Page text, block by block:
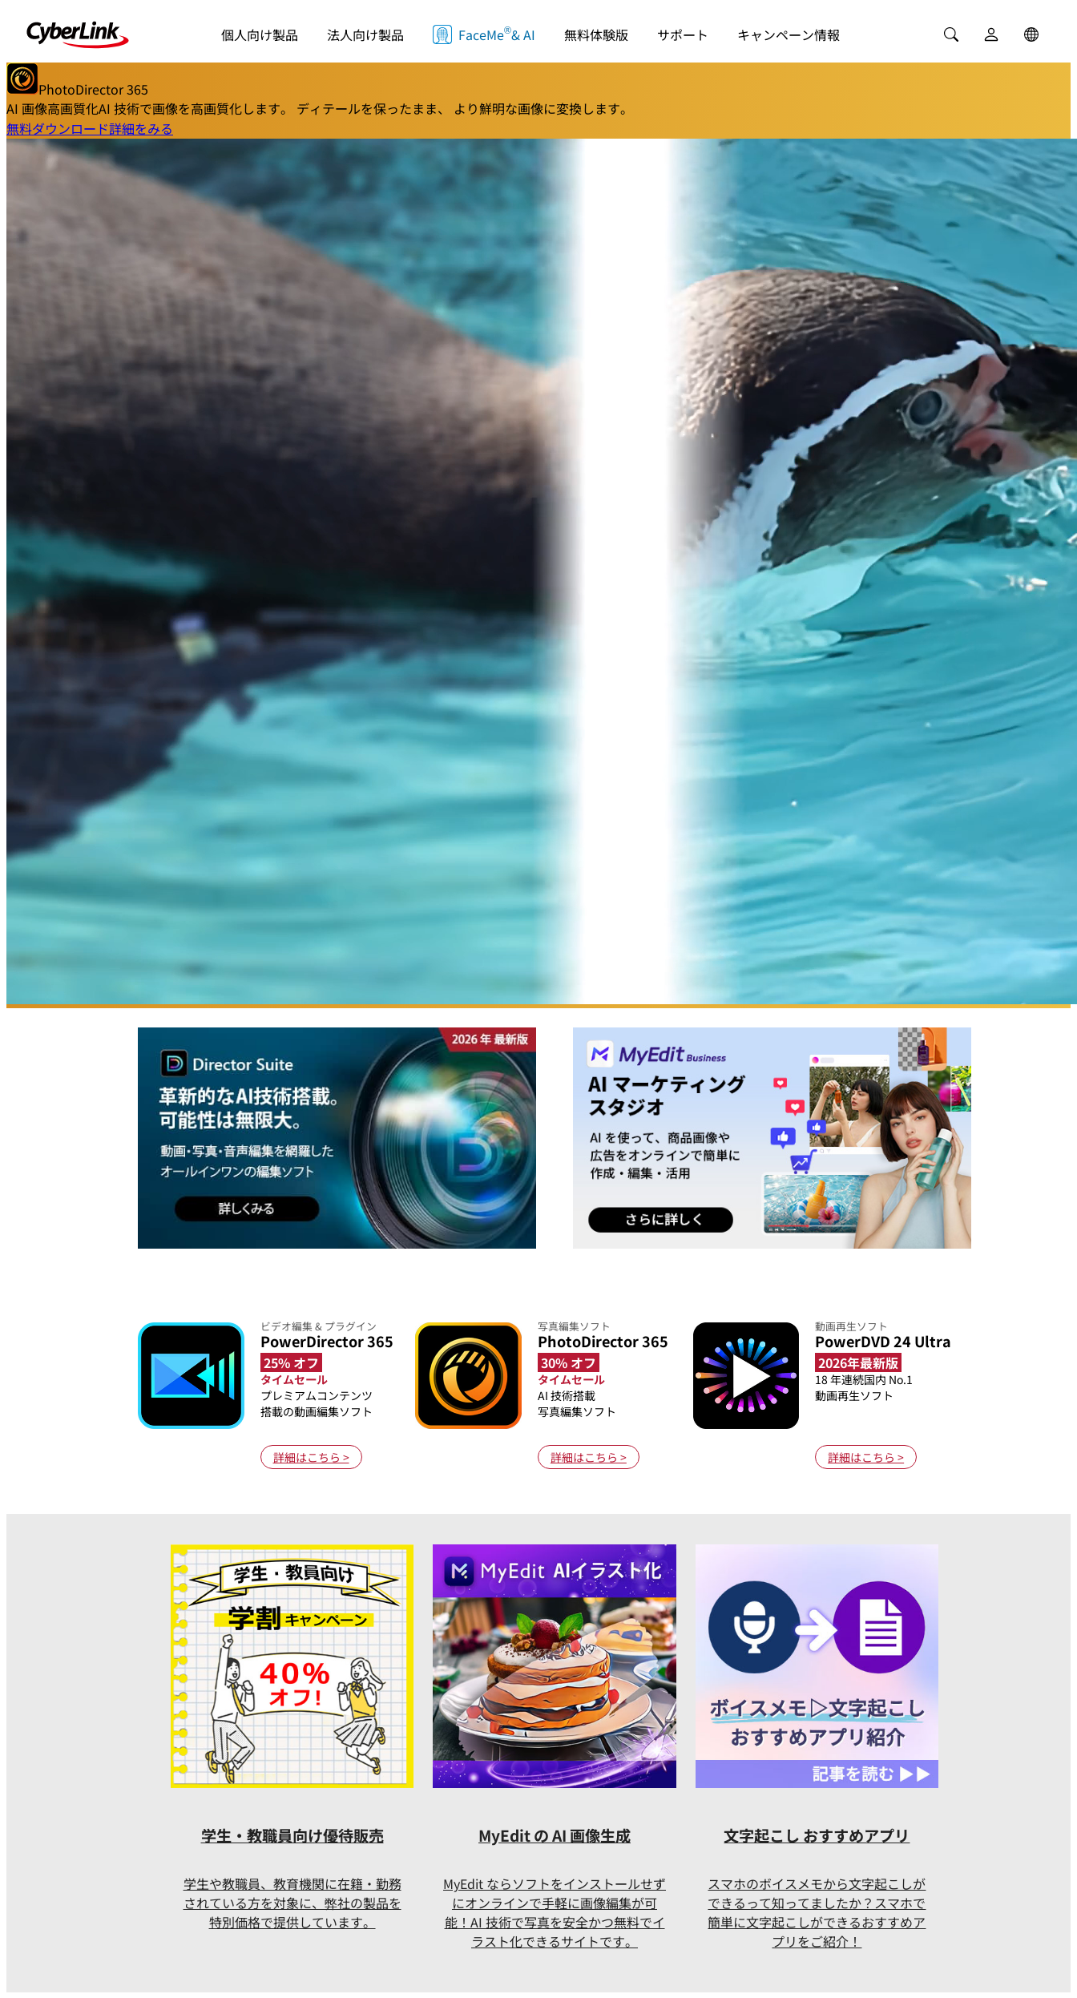
個人向け製品 法人向け製品 FaceMe®& AI 無料体験版 サポート キャンペーン情報
PhotoDirector 365
AI 画像高画質化AI 技術で画像を高画質化します。 ディテールを保ったまま、 より鮮明な画像に変換します。
無料ダウンロード詳細をみる
ビデオ編集 & プラグイン
PowerDirector 365
25% オフ
タイムセール
プレミアムコンテンツ
搭載の動画編集ソフト
詳細はこちら >
写真編集ソフト
PhotoDirector 365
30% オフ
タイムセール
AI 技術搭載
写真編集ソフト
詳細はこちら >
動画再生ソフト
PowerDVD 24 Ultra
2026年最新版
18 年連続国内 No.1
動画再生ソフト
詳細はこちら >
学生・教職員向け優待販売
学生や教職員、教育機関に在籍・勤務
されている方を対象に、弊社の製品を
特別価格で提供しています。
MyEdit の AI 画像生成
MyEdit ならソフトをインストールせず
にオンラインで手軽に画像編集が可
能！AI 技術で写真を安全かつ無料でイ
ラスト化できるサイトです。
文字起こし おすすめアプリ
スマホのボイスメモから文字起こしが
できるって知ってましたか？スマホで
簡単に文字起こしができるおすすめア
プリをご紹介！